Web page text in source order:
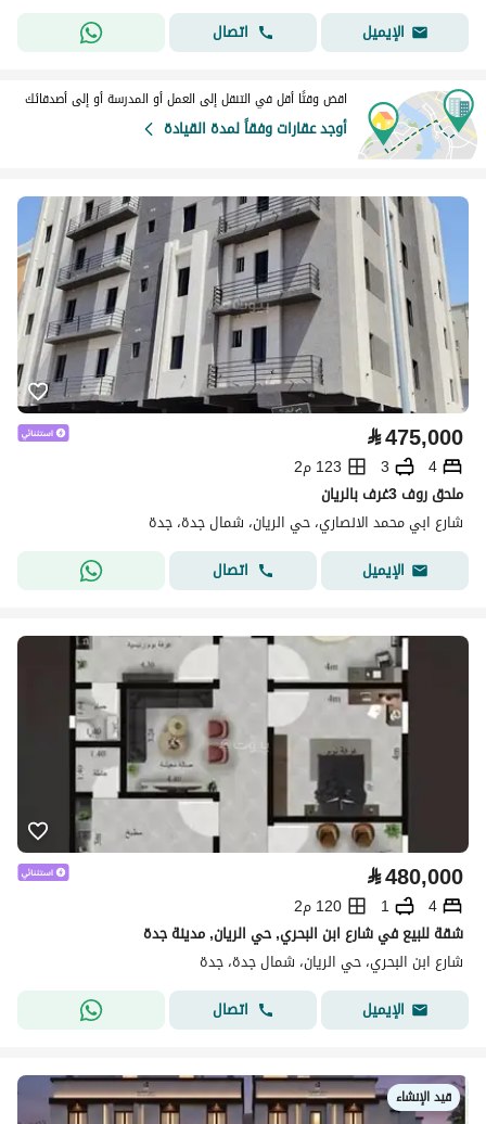
الإيميل
اتصال
اقض وقتًا أقل في التنقل إلى العمل أو المدرسة أو إلى أصدقائك
أوجد عقارات وفقاً لمدة القيادة
⃁475,000
4
3
123 م2
ملحق روف 3غرف بالريان
شارع ابي محمد الانصاري، حي الريان، شمال جدة، جدة
الإيميل
اتصال
⃁480,000
4
1
120 م2
شقة للبيع في شارع ابن البحري, حي الريان, مدينة جدة
شارع ابن البحري، حي الريان، شمال جدة، جدة
الإيميل
اتصال
قيد الإنشاء